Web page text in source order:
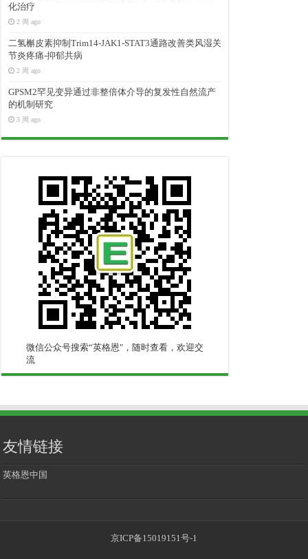
化治疗
2 周 ago
二氢槲皮素抑制Trim14-JAK1-STAT3通路改善类风湿关
节炎疼痛-抑郁共病
2 周 ago
GPSM2罕见变异通过非整倍体介导的复发性自然流产
的机制研究
3 周 ago
微信公众号搜索“英格恩"，随时查看，欢迎交
流
友情链接
英格恩中国
京ICP备15019151号-1